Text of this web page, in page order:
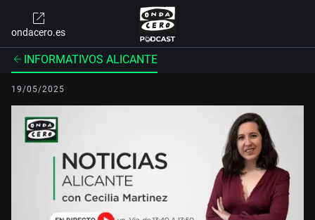
ondacero.es
INFORMATIVOS ALICANTE
19/05/2025